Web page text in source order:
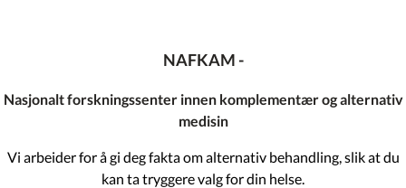
NAFKAM -
Nasjonalt forskningssenter innen komplementær og alternativ
medisin
Vi arbeider for å gi deg fakta om alternativ behandling, slik at du
kan ta tryggere valg for din helse.